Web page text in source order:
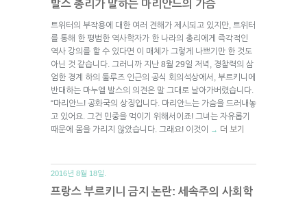
발스 총리가 말하는 마리안느의 가슴
트위터의 부작용에 대한 여러 견해가 제시되고 있지만, 트위터
를 통해 한 평범한 역사학자가 한 나라의 총리에게 즉각적인
역사 강의를 할 수 있다면 이 매체가 그렇게 나쁘기만 한 것도
아닌 것 같습니다. 그러니까 지난 8월 29일 저녁, 경찰력의 삼
엄한 경계 하의 툴루즈 인근의 공식 회의석상에서, 부르키니에
반대하는 마누엘 발스의 의견은 말 그대로 날아가버렸습니다.
“마리안느! 공화국의 상징입니다. 마리안느는 가슴을 드러내놓
고 있어요. 그건 민중을 먹이기 위해서이죠! 그녀는 자유롭기
때문에 몸을 가리지 않았습니다. 그래요! 이것이
→ 더 보기
2016년 8월 18일.
프랑스 부르키니 금지 논란: 세속주의 사회학